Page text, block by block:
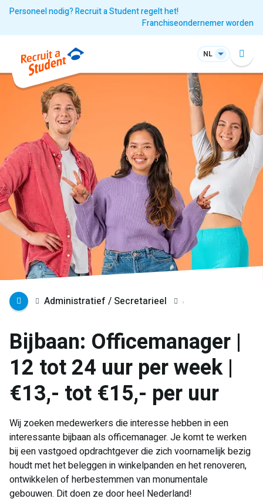
Personeel nodig? Recruit a Student regelt het!
Franchiseondernemer worden
NL
Administratief / Secretarieel
Bijbaan: Officemanager |
12 tot 24 uur per week |
€13,- tot €15,- per uur
Wij zoeken medewerkers die interesse hebben in een
interessante bijbaan als officemanager. Je komt te werken
bij een vastgoed opdrachtgever die zich voornamelijk bezig
houdt met het beleggen in winkelpanden en het renoveren,
ontwikkelen of herbestemmen van monumentale
gebouwen. Dit doen ze door heel Nederland!